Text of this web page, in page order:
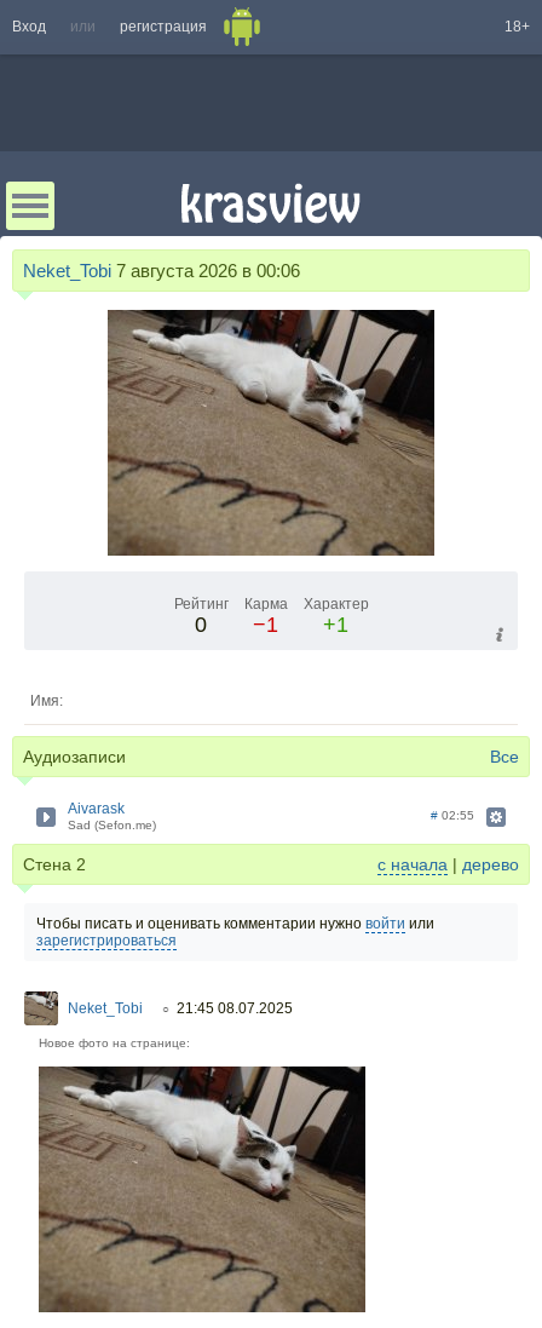
Вход или регистрация 18+
Neket_Tobi 7 августа 2026 в 00:06
Рейтинг
0
Карма
−1
Характер
+1
Имя:
Аудиозаписи Все
Aivarask
Sad (Sefon.me)
# 02:55
Стена 2 с начала | дерево
Чтобы писать и оценивать комментарии нужно войти или
зарегистрироваться
Neket_Tobi ○ 21:45 08.07.2025
Новое фото на странице: